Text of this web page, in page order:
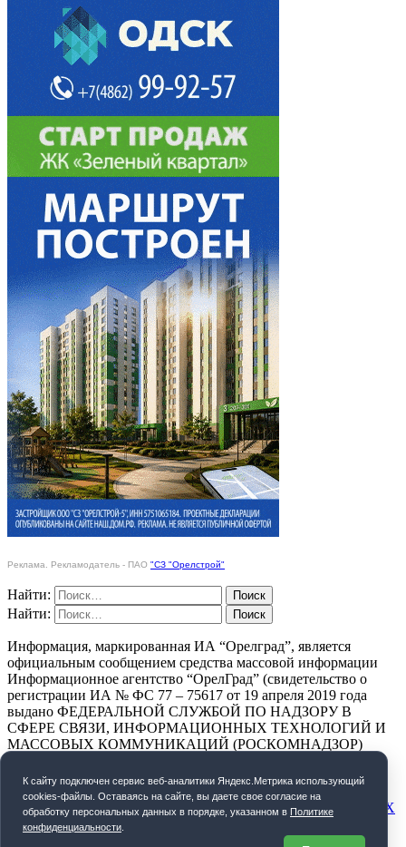
Реклама. Рекламодатель - ПАО "СЗ "Орелстрой"
Найти:
Найти:
Информация, маркированная ИА “Орелград”, является
официальным сообщением средства массовой информации
Информационное агентство “ОрелГрад” (свидетельство о
регистрации ИА № ФС 77 – 75617 от 19 апреля 2019 года
выдано ФЕДЕРАЛЬНОЙ СЛУЖБОЙ ПО НАДЗОРУ В
СФЕРЕ СВЯЗИ, ИНФОРМАЦИОННЫХ ТЕХНОЛОГИЙ И
МАССОВЫХ КОММУНИКАЦИЙ (РОСКОМНАДЗОР)
ПОЛИТИКА КОНФИДЕНЦИАЛЬНОСТИ
СОГЛАСИЕ НА ОБРАБОТКУ ПЕРСОНАЛЬНЫХ ДАННЫХ
К cайту подключен сервис веб-аналитики Яндекс.Метрика использующий
cookies-файлы. Оставаясь на сайте, вы даете свое согласие на
обработку персональных данных в порядке, указанном в Политике
конфиденциальности